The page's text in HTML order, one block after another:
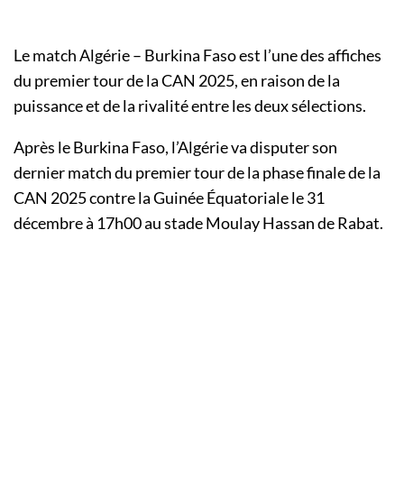
Le match Algérie – Burkina Faso est l’une des affiches
du premier tour de la CAN 2025, en raison de la
puissance et de la rivalité entre les deux sélections.
Après le Burkina Faso, l’Algérie va disputer son
dernier match du premier tour de la phase finale de la
CAN 2025 contre la Guinée Équatoriale le 31
décembre à 17h00 au stade Moulay Hassan de Rabat.